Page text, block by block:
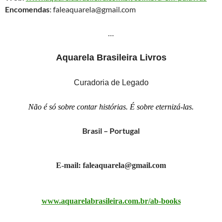
Encomendas: faleaquarela@gmail.com
…
Aquarela Brasileira Livros
Curadoria de Legado
Não é só sobre contar histórias. É sobre eternizá-las.
Brasil – Portugal
E-mail: faleaquarela@gmail.com
www.aquarelabrasileira.com.br/ab-books